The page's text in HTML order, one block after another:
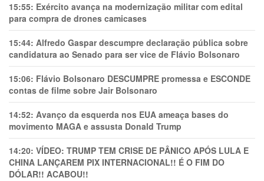
15:55: Exército avança na modernização militar com edital
para compra de drones camicases
15:44: Alfredo Gaspar descumpre declaração pública sobre
candidatura ao Senado para ser vice de Flávio Bolsonaro
15:06: Flávio Bolsonaro DESCUMPRE promessa e ESCONDE
contas de filme sobre Jair Bolsonaro
14:52: Avanço da esquerda nos EUA ameaça bases do
movimento MAGA e assusta Donald Trump
14:20: VÍDEO: TRUMP TEM CRlSE DE PÂNlCO APÓS LULA E
CHINA LANÇAREM PIX INTERNACIONAL!! É O FIM DO
DÓLAR!! ACABOU!!